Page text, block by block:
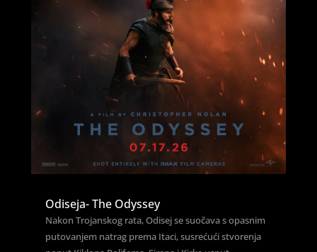
Odiseja- The Odyssey
Nakon Trojanskog rata, Odisej se suočava s opasnim
putovanjem natrag prema Itaci, susrećući stvorenja